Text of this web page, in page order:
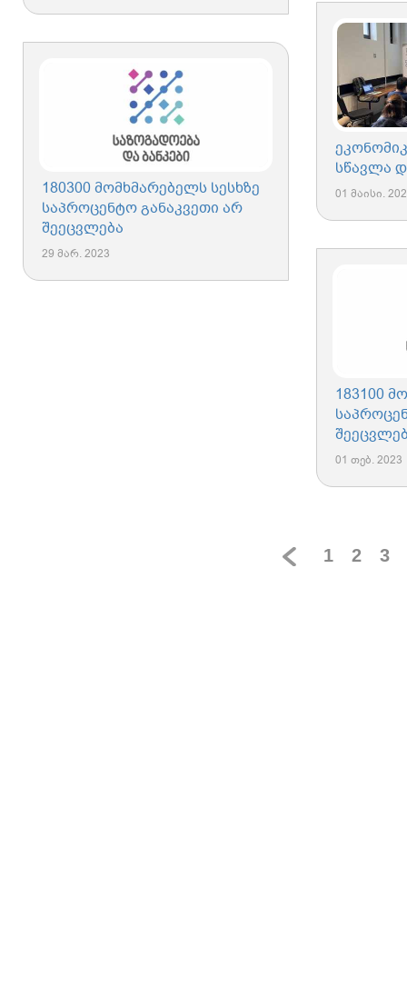
სწავლა
01 მაისი.
180300 მომხმარებელს სესხზე
საპროცენტო განაკვეთი არ
შეეცვლება
29 მარ. 2023
183100
01 თებ. 2023
1 2 3